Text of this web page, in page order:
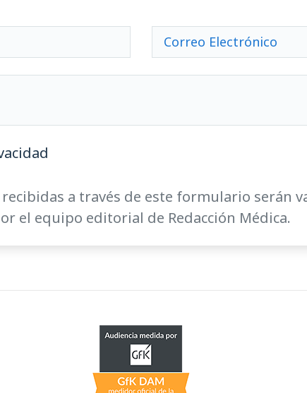
a través de este formulario serán
el equipo editorial de Redacción Médica.